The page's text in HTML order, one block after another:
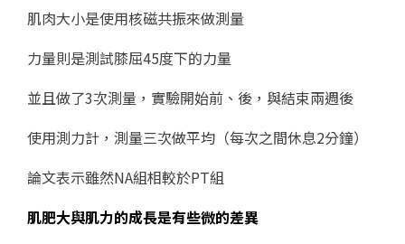
肌肉大小是使用核磁共振來做測量
力量則是測試膝屈45度下的力量
並且做了3次測量，實驗開始前、後，與結束兩週後
使用測力計，測量三次做平均（每次之間休息2分鐘）
論文表示雖然NA組相較於PT組
肌肥大與肌力的成長是有些微的差異